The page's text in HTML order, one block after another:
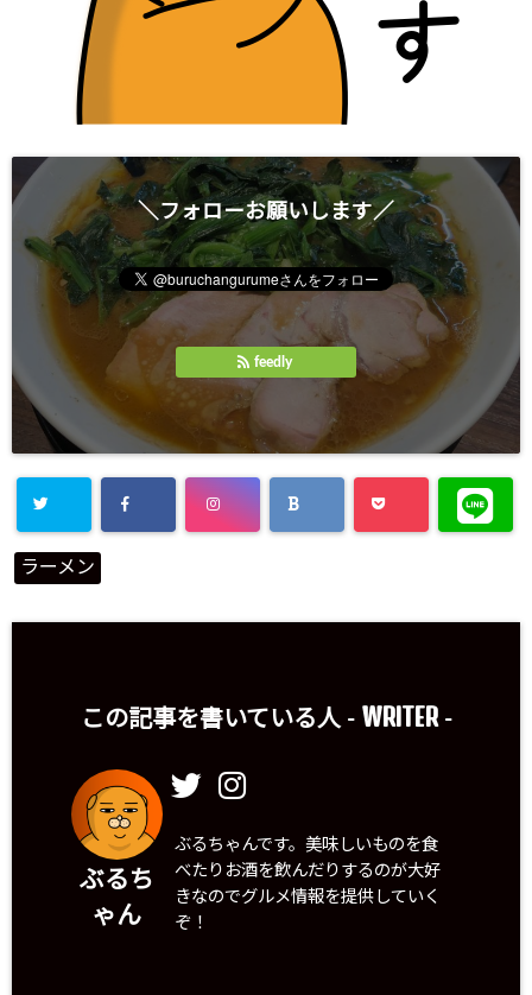
＼フォローお願いします／
feedly
ラーメン
この記事を書いている人 - WRITER-
ぶるち
ゃん
ぶるちゃんです。美味しいものを食
べたりお酒を飲んだりするのが大好
きなのでグルメ情報を提供していく
ぞ！